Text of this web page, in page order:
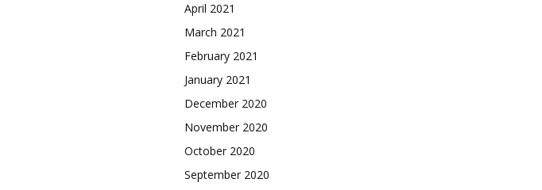
April 2021
March 2021
February 2021
January 2021
December 2020
November 2020
October 2020
September 2020